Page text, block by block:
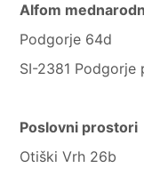
Alfom
Podgorje 64d
SI-2381 Podgorje
Poslovni prostori
Otiški Vrh 26b